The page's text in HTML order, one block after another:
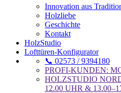
Innovation aus
Holzliebe
Geschichte
Kontakt
HolzStudio
Lofttüren-Konfigurator
📞 02573 / 9394180
PROFI-KUNDEN:
HOLZSTUDIO
12.00 UHR &